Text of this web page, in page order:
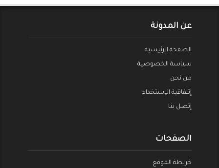
عن المدونة
الصفحة الرئيسية
سياسة الخصوصية
من نحن
إتــفاقية الإستخدام
إتصل بنا
الصفحات
خريطة الموقع